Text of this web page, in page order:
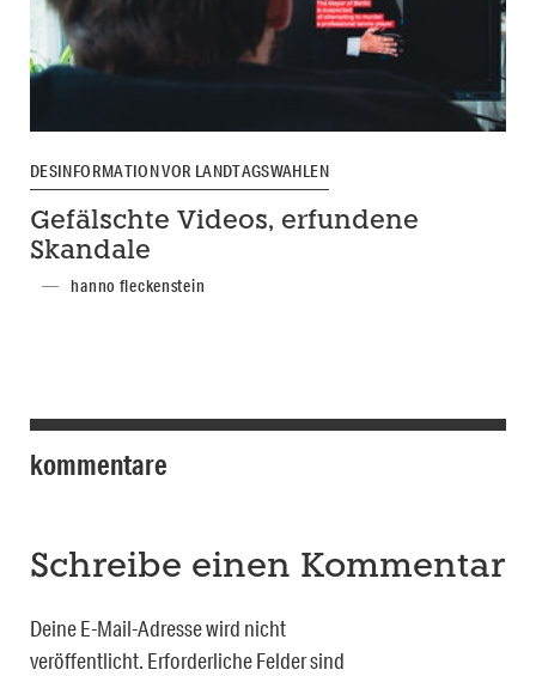
DESINFORMATION VOR LANDTAGSWAHLEN
Gefälschte Videos, erfundene
Skandale
hanno fleckenstein
kommentare
Schreibe einen Kommentar
Deine E-Mail-Adresse wird nicht
veröffentlicht. Erforderliche Felder sind